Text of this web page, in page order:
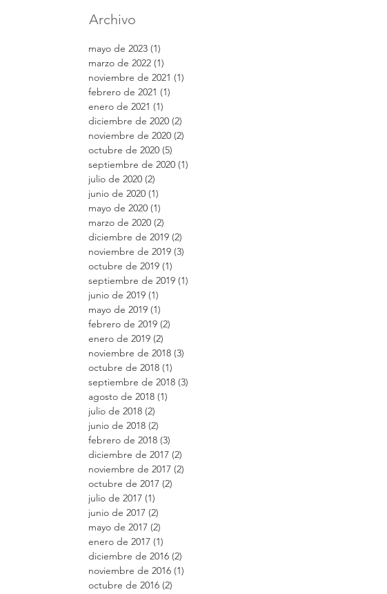
Archivo
mayo de 2023 (1)
marzo de 2022 (1)
noviembre de 2021 (1)
febrero de 2021 (1)
enero de 2021 (1)
diciembre de 2020 (2)
noviembre de 2020 (2)
octubre de 2020 (5)
septiembre de 2020 (1)
julio de 2020 (2)
junio de 2020 (1)
mayo de 2020 (1)
marzo de 2020 (2)
diciembre de 2019 (2)
noviembre de 2019 (3)
octubre de 2019 (1)
septiembre de 2019 (1)
junio de 2019 (1)
mayo de 2019 (1)
febrero de 2019 (2)
enero de 2019 (2)
noviembre de 2018 (3)
octubre de 2018 (1)
septiembre de 2018 (3)
agosto de 2018 (1)
julio de 2018 (2)
junio de 2018 (2)
febrero de 2018 (3)
diciembre de 2017 (2)
noviembre de 2017 (2)
octubre de 2017 (2)
julio de 2017 (1)
junio de 2017 (2)
mayo de 2017 (2)
enero de 2017 (1)
diciembre de 2016 (2)
noviembre de 2016 (1)
octubre de 2016 (2)